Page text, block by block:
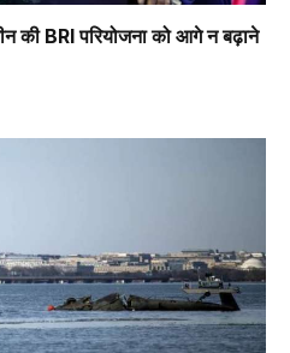
की BRI परियोजना को आगे न बढ़ाने